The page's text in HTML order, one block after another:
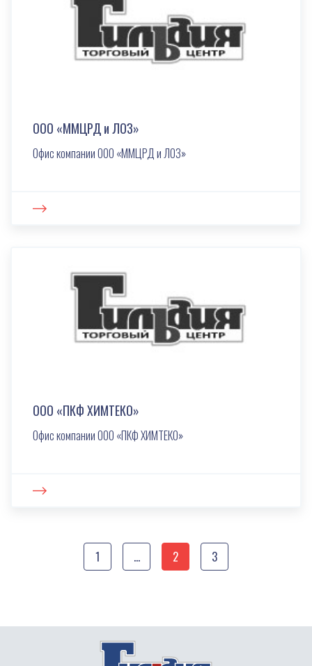
ООО «ММЦРД и ЛОЗ»
Офис компании ООО «ММЦРД и ЛОЗ»
ООО «ПКФ ХИМТЕКО»
Офис компании ООО «ПКФ ХИМТЕКО»
1 ... 2 3